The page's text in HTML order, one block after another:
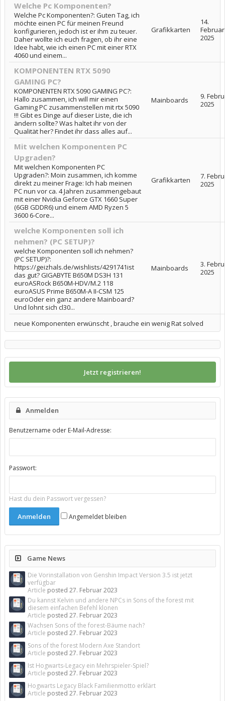
Welche Pc Komponenten?
Welche Pc Komponenten?: Guten Tag, ich
möchte einen PC für meinen Freund
konfigurieren, jedoch ist er ihm zu teuer.
Daher wollte ich euch fragen, ob ihr eine
Idee habt, wie ich einen PC mit einer RTX
4060 und einem...
Grafikkarten
14.
Februar
2025
KOMPONENTEN RTX 5090
GAMING PC?
KOMPONENTEN RTX 5090 GAMING PC?:
Hallo zusammen, ich will mir einen
Gaming PC zusammenstellen mit rtx 5090
!!! Gibt es Dinge auf dieser Liste, die ich
ändern sollte? Was haltet ihr von der
Qualität her? Findet ihr dass alles auf...
Mainboards
9.
2025
Mit welchen Komponenten PC
Upgraden?
Mit welchen Komponenten PC
Upgraden?: Moin zusammen, ich komme
direkt zu meiner Frage: Ich hab meinen
PC nun vor ca. 4 Jahren zusammengebaut
mit einer Nvidia Geforce GTX 1660 Super
(6GB GDDR6) und einem AMD Ryzen 5
3600 6-Core...
Grafikkarten
7.
2025
welche Komponenten soll ich
nehmen? (PC SETUP)?
welche Komponenten soll ich nehmen?
(PC SETUP)?:
https://geizhals.de/wishlists/4291741ist
das gut? GIGABYTE B650M DS3H 131
euroASRock B650M-HDV/M.2 118
euroASUS Prime B650M-A II-CSM 125
euroOder ein ganz andere Mainboard?
Und lohnt sich cl30...
Mainboards
3.
2025
neue Komponenten erwünscht , brauche ein wenig Rat solved
Jetzt registrieren!
Anmelden
Benutzername oder E-Mail-Adresse:
Passwort:
Hast du dein Passwort vergessen?
Angemeldet bleiben
Game News
Die Vorinstallation von Genshin Impact Version 3.5 ist jetzt
verfügbar
Article posted 27. Februar 2023
Du kannst Kelvin und andere NPCs in Sons of the forest mit
diesem einfachen Befehl klonen
Article posted 27. Februar 2023
Wachsen Sons of the forest-Bäume nach?
Article posted 27. Februar 2023
Sons of the forest Modern Axe Standort
Article posted 27. Februar 2023
Ist Hogwarts-Legacy ein Mehrspieler-Spiel?
Article posted 27. Februar 2023
Hogwarts Legacy Black Familienmotto erklärt
Article posted 27. Februar 2023